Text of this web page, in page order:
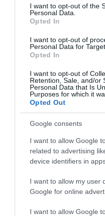
consent section.
I want to opt-out of the
Personal Data.
Opted In
I want to opt-out of
Personal Data for
Opted In
I want to opt-out of
Retention, Sale, and/or
Personal Data that Is
Purposes for which it
Opted Out
Google consents
I want to allow Google
related to advertising
device identifiers in
I want to allow my user
Google for online
I want to allow Google